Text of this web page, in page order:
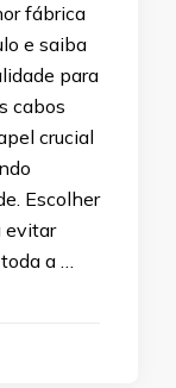
fábrica
e saiba
para
cabos
crucial
Escolher
evitar
a …